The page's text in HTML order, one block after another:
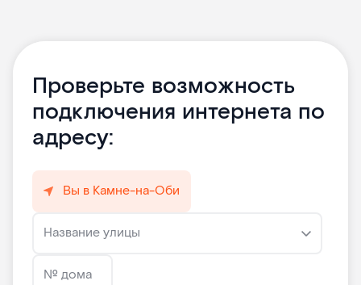
Проверьте возможность
подключения интернета по
адресу:
Вы в Камне-на-Оби
Название улицы
№ дома